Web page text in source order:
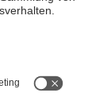
nein, sie ist auch
können Fehler
und Vollständigkeit